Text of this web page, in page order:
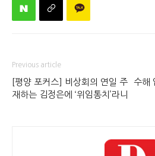
Previous article
[평양 포커스] 비상회의 연일 주
재하는 김정은에 ‘위임통치’라니
수해